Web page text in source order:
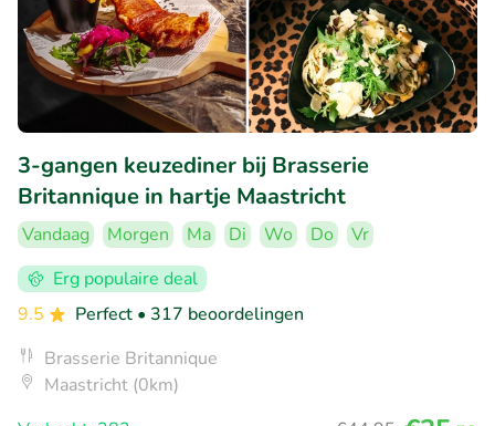
3-gangen keuzediner bij Brasserie
Britannique in hartje Maastricht
Vandaag Morgen Ma Di Wo Do
Vr
Erg populaire deal
9.5
Perfect • 317 beoordelingen
Brasserie Britannique
Maastricht (0km)